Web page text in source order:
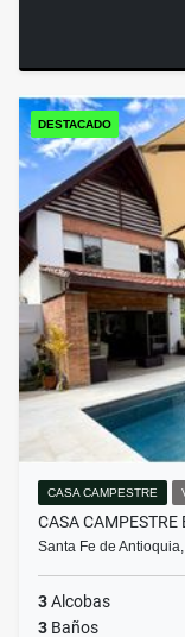
DESTACADO
CASA CAMPESTRE
CASA CAMPESTRE
Santa Fe de
3Alcobas
3 Baños